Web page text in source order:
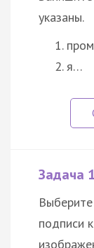
указаны.
я…
Задача
подписи